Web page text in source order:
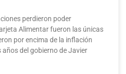
perdieron poder
Alimentar fueron las únicas
por encima de la inflación
del gobierno de Javier